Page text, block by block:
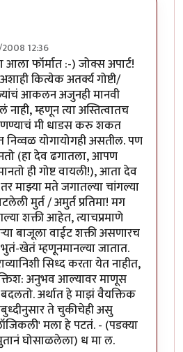
12:36
... देउ नकोसbyआनंदयात्री
आला फॉर्मात :-) जोक्स अपार्ट!
कित्येक अतर्क्य गोष्टी/
आकलन अजुनही मानवी
नाही, म्हणून त्या अस्तित्वातच
मी धाडस करु शकत
निव्वळ योगायोगही असतील. पण
(हा देव ढगातला, आपण
ही गोष्ट वायली!), आता देव
माझ्या मते जगातल्या चांगल्या
मुर्त / अमुर्त प्रतिमा! मग
शक्ती आहेत, त्याचप्रमाणे
बाजूला वाईट शक्ती असणारच
भुतं-खेतं म्हणूनमानल्या जातात.
सिध्द करता येत नाहीत,
अनुभव आल्यावर माणूस
अर्थात हे माझं वैयक्तिक
ते चुकीचेही असु
मला हे पटतं. - (पडक्या
घोसाळलेला) ध मा ल.